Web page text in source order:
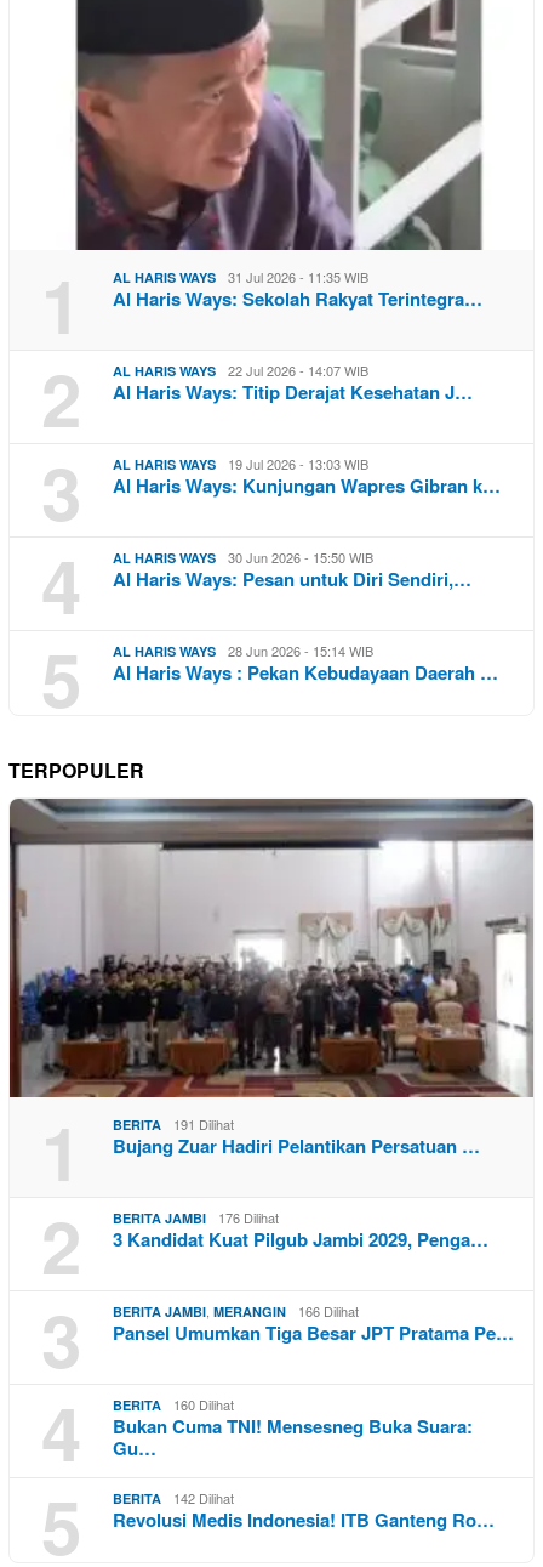
1 AL HARIS WAYS 31 Jul 2026 - 11:35 WIB
Al Haris Ways: Sekolah Rakyat Terintegra…
2 AL HARIS WAYS 22 Jul 2026 - 14:07 WIB
Al Haris Ways: Titip Derajat Kesehatan J…
3 AL HARIS WAYS 19 Jul 2026 - 13:03 WIB
Al Haris Ways: Kunjungan Wapres Gibran k…
4 AL HARIS WAYS 30 Jun 2026 - 15:50 WIB
Al Haris Ways: Pesan untuk Diri Sendiri,…
5 AL HARIS WAYS 28 Jun 2026 - 15:14 WIB
Al Haris Ways : Pekan Kebudayaan Daerah …
TERPOPULER
1 BERITA 191 Dilihat
Bujang Zuar Hadiri Pelantikan Persatuan …
2 BERITA JAMBI 176 Dilihat
3 Kandidat Kuat Pilgub Jambi 2029, Penga…
3 BERITA JAMBI, MERANGIN 166 Dilihat
Pansel Umumkan Tiga Besar JPT Pratama Pe…
4 BERITA 160 Dilihat
Bukan Cuma TNI! Mensesneg Buka Suara:
Gu…
5 BERITA 142 Dilihat
Revolusi Medis Indonesia! ITB Ganteng Ro…